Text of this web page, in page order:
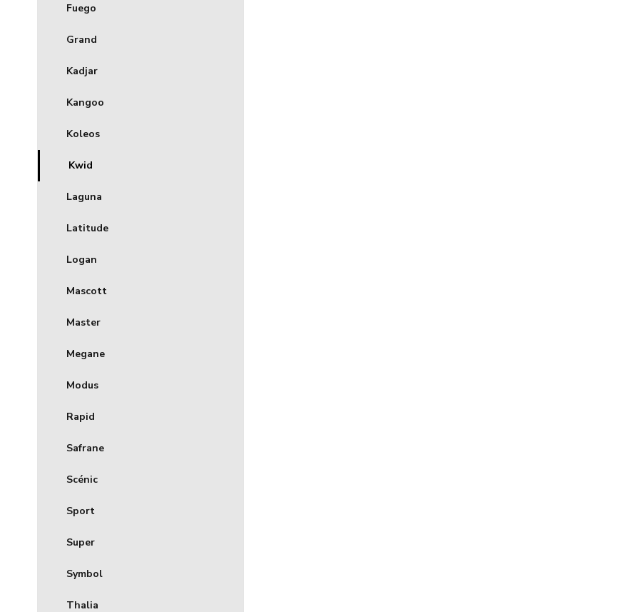
Fuego
Grand
Kadjar
Kangoo
Koleos
Kwid
Laguna
Latitude
Logan
Mascott
Master
Megane
Modus
Rapid
Safrane
Scénic
Sport
Super
Symbol
Thalia